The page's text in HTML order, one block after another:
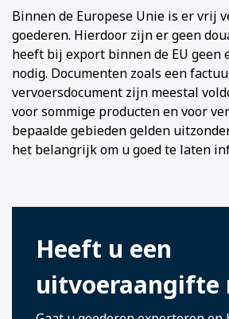
Binnen de Europese Unie is er vrij
goederen. Hierdoor zijn er geen
heeft bij export binnen de EU geen
nodig. Documenten zoals een
vervoersdocument zijn meestal
voor sommige producten en voor
bepaalde gebieden gelden
het belangrijk om u goed te laten
Heeft u een
uitvoeraangifte